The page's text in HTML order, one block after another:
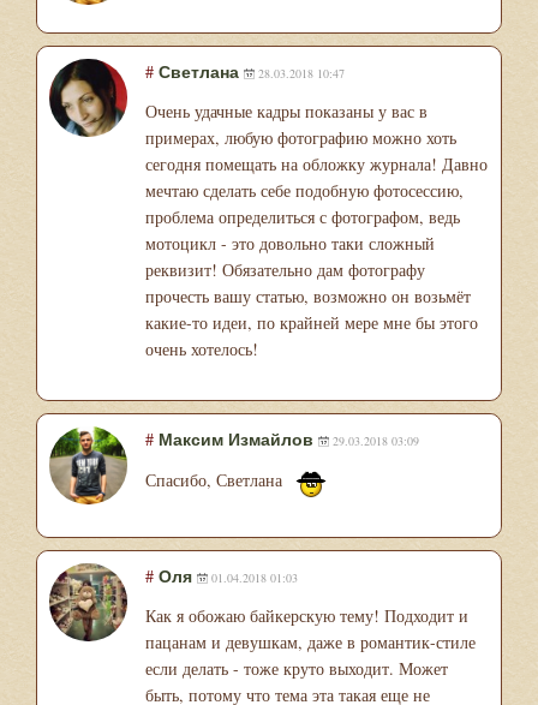
# Светлана 28.03.2018 10:47
Очень удачные кадры показаны у вас в
примерах, любую фотографию можно хоть
сегодня помещать на обложку журнала! Давно
мечтаю сделать себе подобную фотосессию,
проблема определиться с фотографом, ведь
мотоцикл - это довольно таки сложный
реквизит! Обязательно дам фотографу
прочесть вашу статью, возможно он возьмёт
какие-то идеи, по крайней мере мне бы этого
очень хотелось!
# Максим Измайлов 29.03.2018 03:09
Спасибо, Светлана
# Оля 01.04.2018 01:03
Как я обожаю байкерскую тему! Подходит и
пацанам и девушкам, даже в романтик-стиле
если делать - тоже круто выходит. Может
быть, потому что тема эта такая еще не